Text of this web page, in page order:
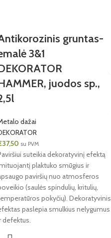
gruntas-
3&1
juodos sp.,
dažai
37,50 su PVM
suteikia dekoratyvinį efektą
plaktuko smūgius ir
paviršių nuo atmosferos
(saulės spindulių, kritulių,
pokyčių). Dekoratyvinis
paslepia smulkius nelygumus
defektus.